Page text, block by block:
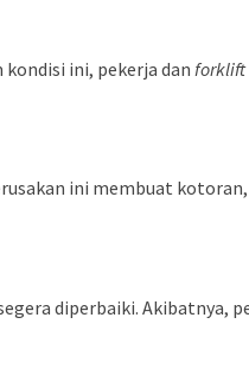
ini, pekerja dan forklift
ini membuat
diperbaiki. Akibatnya,